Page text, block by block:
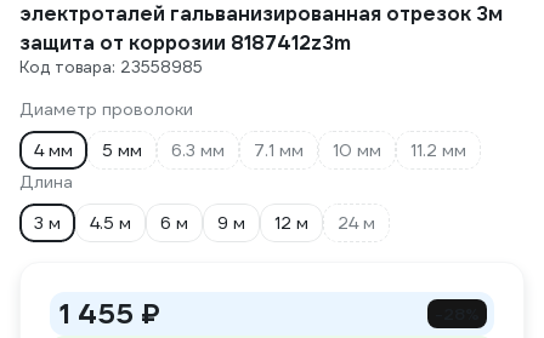
электроталей гальванизированная отрезок 3м
защита от коррозии 8187412z3m
Код товара: 23558985
Диаметр проволоки
4 мм
5 мм 6.3 мм 7.1 мм 10 мм
11.2 мм
Длина
3 м
4.5 м 6 м 9 м 12 м 24 м
1 455 ₽